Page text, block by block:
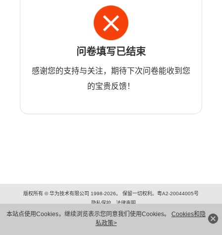
本站点使用Cookies，继续浏览表示您同意我们使用Cookies。 Cookies和隐
私政策>
问卷填写已结束
感谢您的支持与关注，期待下次问卷能收到您
的宝贵反馈！
版权所有 © 华为技术有限公司 1998-2026。 保留一切权利。粤A2-20044005号
隐私保护
法律声明